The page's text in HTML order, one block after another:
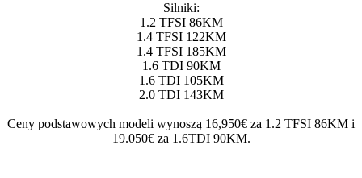
Silniki:
1.2 TFSI 86KM
1.4 TFSI 122KM
1.4 TFSI 185KM
1.6 TDI 90KM
1.6 TDI 105KM
2.0 TDI 143KM
Ceny podstawowych modeli wynoszą 16,950€ za 1.2 TFSI 86KM i
19.050€ za 1.6TDI 90KM.